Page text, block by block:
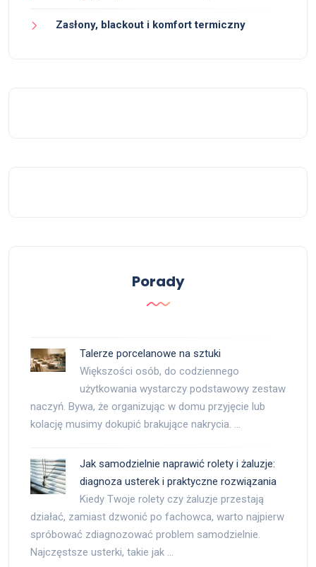
Zasłony, blackout i komfort termiczny
Porady
Talerze porcelanowe na sztuki
Większości osób, do codziennego
użytkowania wystarczy podstawowy zestaw
naczyń. Bywa, że organizując w domu przyjęcie lub
kolację musimy dokupić brakujące nakrycia. …
Jak samodzielnie naprawić rolety i żaluzje:
diagnoza usterek i praktyczne rozwiązania
Kiedy Twoje rolety czy żaluzje przestają
działać, zamiast dzwonić po fachowca, warto najpierw
spróbować zdiagnozować problem samodzielnie.
Najczęstsze usterki, takie jak …